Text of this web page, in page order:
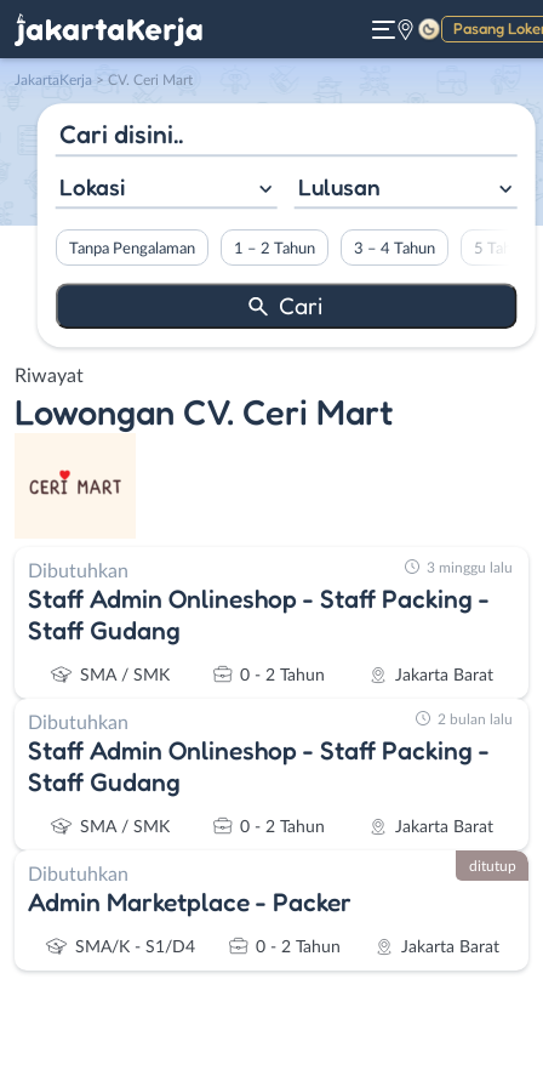
Pasang
Gelap
JakartaKerja > CV. Ceri Mart
Lokasi Lulusan
Tanpa Pengalaman 1 – 2 Tahun 3 – 4 Tahun 5 Tahun
Riwayat
Lowongan CV. Ceri Mart
Dibutuhkan
Staff Admin Onlineshop - Staff Packing -
Staff Gudang
SMA / SMK 0 - 2 Tahun Jakarta Barat
3 minggu lalu
Dibutuhkan
Staff Admin Onlineshop - Staff Packing -
Staff Gudang
SMA / SMK 0 - 2 Tahun Jakarta Barat
2 bulan lalu
Dibutuhkan
Admin Marketplace - Packer
SMA/K - S1/D4 0 - 2 Tahun Jakarta Barat
ditutup